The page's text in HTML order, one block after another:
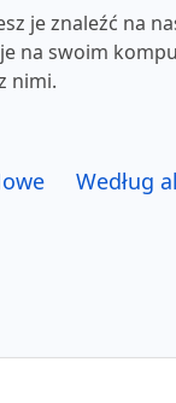
je znaleźć na
na swoim
nimi.
Według